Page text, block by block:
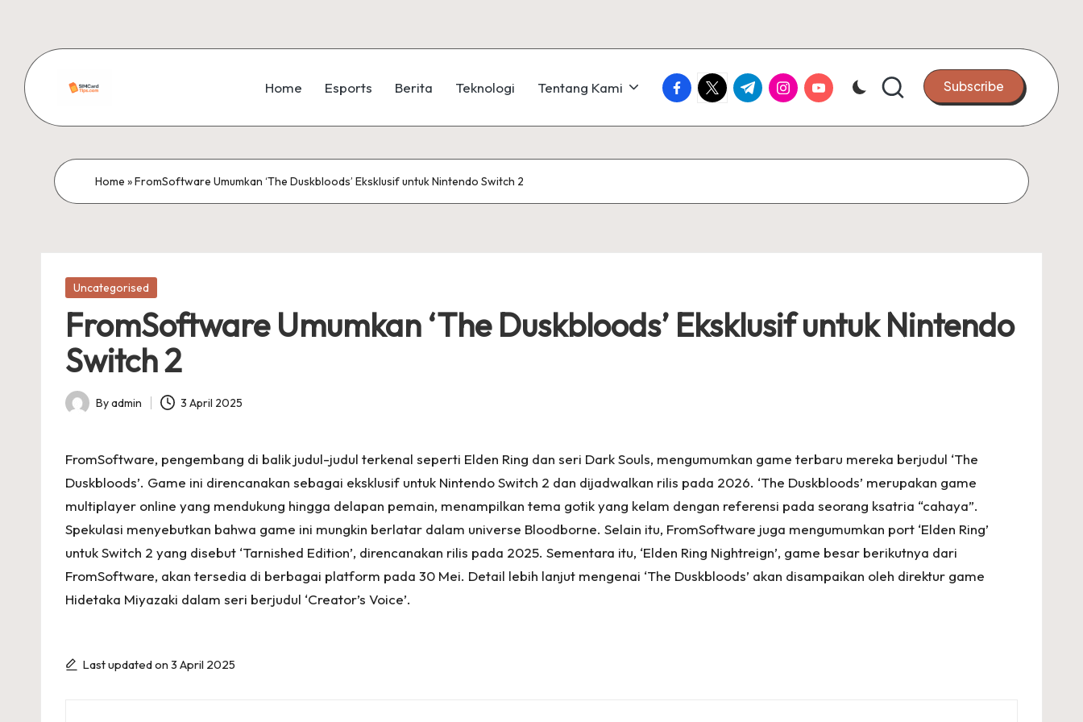
content
si
m
c
r
d
ti
p
s
Home Esports Berita Teknologi Tentang Kami facebook.com
twitter.com
t.me instagram.com
youtube.com Subscribe
Home »FromSoftware Umumkan ‘The Duskbloods’ Eksklusif untuk Nintendo Switch 2
Posted
Uncategorised
FromSoftware Umumkan ‘The Duskbloods’ Eksklusif untuk Nintendo
Switch 2
Posted
Byadmin 3 April 2025
FromSoftware, pengembang di balik judul-judul terkenal seperti Elden Ring dan seri Dark Souls, mengumumkan game terbaru mereka berjudul ‘The
Duskbloods’. Game ini direncanakan sebagai eksklusif untuk Nintendo Switch 2 dan dijadwalkan rilis pada 2026. ‘The Duskbloods’ merupakan game
multiplayer online yang mendukung hingga delapan pemain, menampilkan tema gotik yang kelam dengan referensi pada seorang ksatria “cahaya”.
Spekulasi menyebutkan bahwa game ini mungkin berlatar dalam universe Bloodborne. Selain itu, FromSoftware juga mengumumkan port ‘Elden Ring’
untuk Switch 2 yang disebut ‘Tarnished Edition’, direncanakan rilis pada 2025. Sementara itu, ‘Elden Ring Nightreign’, game besar berikutnya dari
FromSoftware, akan tersedia di berbagai platform pada 30 Mei. Detail lebih lanjut mengenai ‘The Duskbloods’ akan disampaikan oleh direktur game
Hidetaka Miyazaki dalam seri berjudul ‘Creator’s Voice’.
Last updated on 3 April 2025